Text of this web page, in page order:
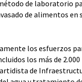
de laboratorio
de alimentos en
los esfuerzos
los más de 2.000
de